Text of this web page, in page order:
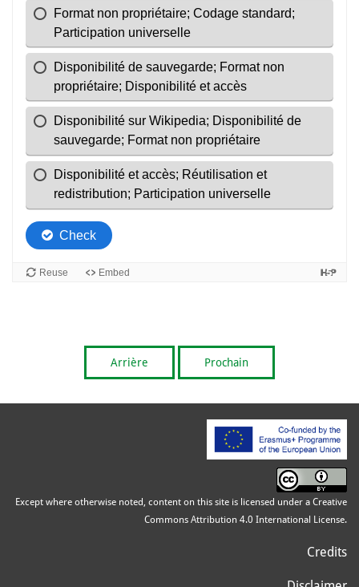
Arrière Prochain
Except where otherwise noted, content on this site is licensed under a Creative
Commons Attribution 4.0 International License.
Credits